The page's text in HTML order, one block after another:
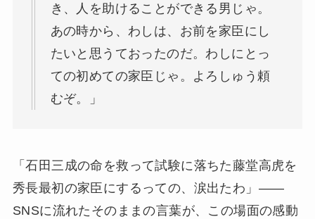
き、人を助けることができる男じゃ。
あの時から、わしは、お前を家臣にし
たいと思うておったのだ。わしにとっ
ての初めての家臣じゃ。よろしゅう頼
むぞ。」
「石田三成の命を救って試験に落ちた藤堂高虎を
秀長最初の家臣にするっての、涙出たわ」——
SNSに流れたそのままの言葉が、この場面の感動